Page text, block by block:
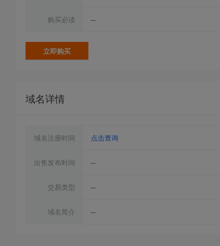
购买必读 --
立即购买
域名详情
域名注册时间 点击查询
出售发布时间 --
交易类型 --
域名简介 --